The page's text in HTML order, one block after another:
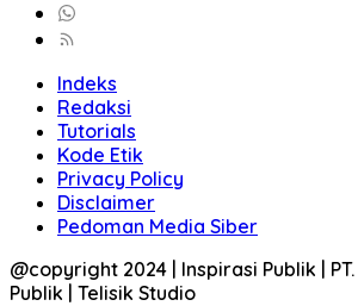
Indeks
Redaksi
Tutorials
Kode Etik
Privacy Policy
Disclaimer
Pedoman Media Siber
@copyright 2024 | Inspirasi Publik |
Publik | Telisik Studio